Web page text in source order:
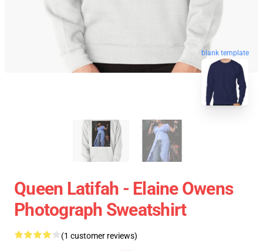
blank template
Queen Latifah - Elaine Owens
Photograph Sweatshirt
(1 customer reviews)